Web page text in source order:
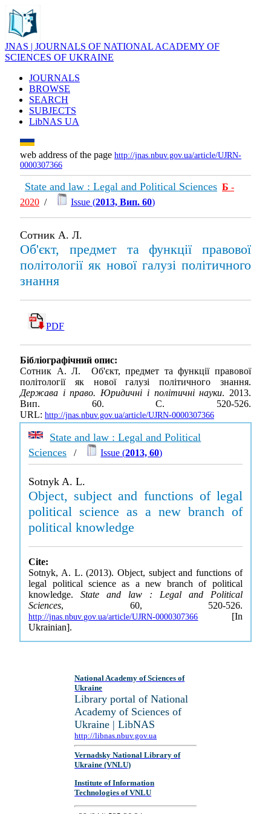
JNAS | JOURNALS OF NATIONAL ACADEMY OF
SCIENCES OF UKRAINE
JOURNALS
BROWSE
SEARCH
SUBJECTS
LibNAS UA
web address of the page http://jnas.nbuv.gov.ua/article/UJRN-
0000307366
State and law : Legal and Political Sciences Б -
2020 / Issue (2013, Вип. 60)
Сотник А. Л.
Об'єкт, предмет та функції правової
політології як нової галузі політичного
знання
PDF
Бібліографічний опис:
Сотник А. Л. Об'єкт, предмет та функції правової
політології як нової галузі політичного знання.
Держава і право. Юридичні і політичні науки. 2013.
Вип. 60. С. 520-526.
URL: http://jnas.nbuv.gov.ua/article/UJRN-0000307366
State and law : Legal and Political
Sciences / Issue (2013, 60)
Sotnyk A. L.
Object, subject and functions of legal
political science as a new branch of
political knowledge
Cite:
Sotnyk, A. L. (2013). Object, subject and functions of
legal political science as a new branch of political
knowledge.State and law : Legal and Political
Sciences, 60, 520-526.
http://jnas.nbuv.gov.ua/article/UJRN-0000307366 [In
Ukrainian].
National Academy of Sciences of
Ukraine
Library portal of National
Academy of Sciences of
Ukraine | LibNAS
http://libnas.nbuv.gov.ua
Vernadsky National Library of
Ukraine (VNLU)
Institute of Information
Technologies of VNLU